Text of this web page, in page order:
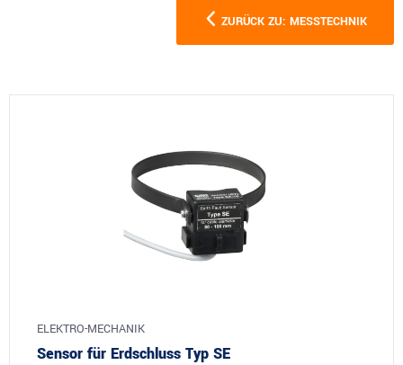
ZURÜCK ZU: MESSTECHNIK
ELEKTRO-MECHANIK
Sensor für Erdschluss Typ SE